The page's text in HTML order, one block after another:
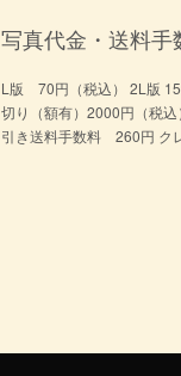
写真代金・送料手
L版 70円（税込） 2L版
切り（額有）2000円（税
引き送料手数料 260円 ク